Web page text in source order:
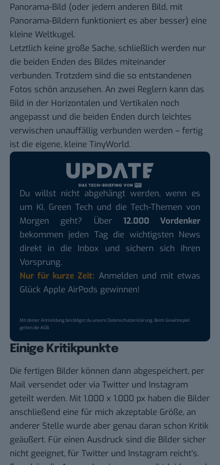
Panorama-Bild (oder jedem anderen Bild, mit
Panorama-Bildern funktioniert es aber besser) eine
kleine Weltkugel.
Letztlich keine große Sache, schließlich werden nur
die beiden Enden des Bildes miteinander
verbunden. Trotzdem sind die so entstandenen
Fotos schön anzusehen. An zwei Reglern kann das
Bild in der Horizontalen und Vertikalen noch
angepasst und die beiden Enden durch leichtes
verwischen unauffällig verbunden werden – fertig
ist die eigene, kleine TinyWorld.
Du willst nicht abgehängt werden, wenn es
um KI, Green Tech und die Tech-Themen von
Morgen geht? Über 12.000 Vordenker
bekommen jeden Tag die wichtigsten News
direkt in die Inbox und sichern sich ihren
Vorsprung.
Nur für kurze Zeit: Anmelden und mit etwas
Glück Apple AirPods gewinnen!
Mit deiner Anmeldung bestätigst du unsereDatenschutzerklärung. Beim Gewinnspiel
gelten dieAGB.
Einige Kritikpunkte
Die fertigen Bilder können dann abgespeichert, per
Mail versendet oder via Twitter und Instagram
geteilt werden. Mit 1.000 x 1.000 px haben die Bilder
anschließend eine für mich akzeptable Größe, an
anderer Stelle wurde aber genau daran schon Kritik
geäußert. Für einen Ausdruck sind die Bilder sicher
nicht geeignet, für Twitter und Instagram reicht’s.